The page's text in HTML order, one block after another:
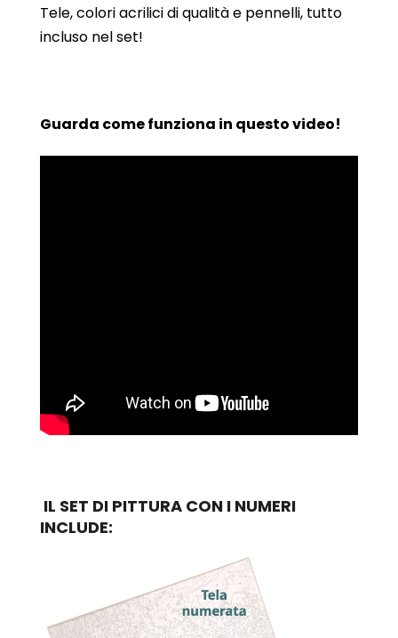
Tele, colori acrilici di qualità e pennelli, tutto
incluso nel set!
Guarda come funziona in questo video!
IL SET DI PITTURA CON I NUMERI
INCLUDE: